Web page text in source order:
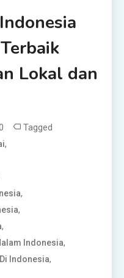
Lokal dan
Tagged
,
,
,
,
Indonesia,
Indonesia,